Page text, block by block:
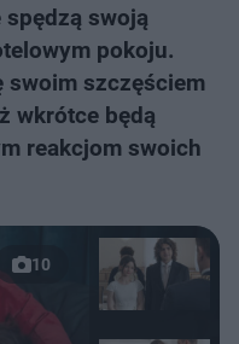
spędzą swoją
pokoju.
swoim szczęściem
wkrótce będą
reakcjom swoich
10